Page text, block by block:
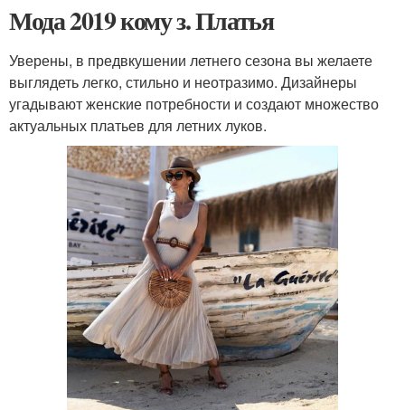
Мода 2019 кому з. Платья
Уверены, в предвкушении летнего сезона вы желаете
выглядеть легко, стильно и неотразимо. Дизайнеры
угадывают женские потребности и создают множество
актуальных платьев для летних луков.